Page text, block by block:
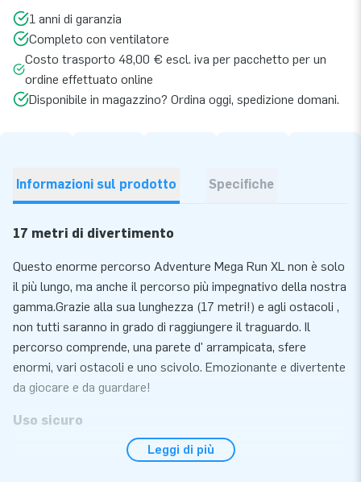
1 anni di garanzia
Completo con ventilatore
Costo trasporto 48,00 € escl. iva per pacchetto per un
ordine effettuato online
Disponibile in magazzino? Ordina oggi, spedizione domani.
Informazioni sul prodotto Specifiche
17 metri di divertimento
Questo enorme percorso Adventure Mega Run XL non è solo
il più lungo, ma anche il percorso più impegnativo della nostra
gamma.Grazie alla sua lunghezza (17 metri!) e agli ostacoli ,
non tutti saranno in grado di raggiungere il traguardo. Il
percorso comprende, una parete d' arrampicata, sfere
enormi, vari ostacoli e uno scivolo. Emozionante e divertente
da giocare e da guardare!
Uso sicuro
JB sviluppa e produce attrazioni che possono essere
Leggi di più